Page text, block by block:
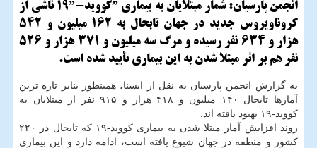
انجمن پارسیان: شمار مبتلایان به بیماری ˮکووید-۱۹ˮ ناشی از
کروناویروس جدید در جهان تابحال به ۱۶۲ میلیون و ۵۴۲
هزار و ۶۳۴ نفر رسیده و مرگ سه میلیون و ۳۷۱ هزار و ۵۲۶
نفر هم بر اثر مبتلا شدن به این بیماری تأیید شده است.
به گزارش انجمن پارسیان به نقل از ایسنا، همینطور بنابر تازه ترین
آمارها تابحال ۱۴۰ میلیون و ۴۱۸ هزار و ۹۱۵ نفر از مبتلایان به
کووید-۱۹ بهبود یافته اند.
روند افزایش آمار مبتلا شدن به بیماری کووید-۱۹ که تابحال در ۲۲۰
کشور و منطقه در جهان شیوع یافته است، ادامه دارد و این بیماری